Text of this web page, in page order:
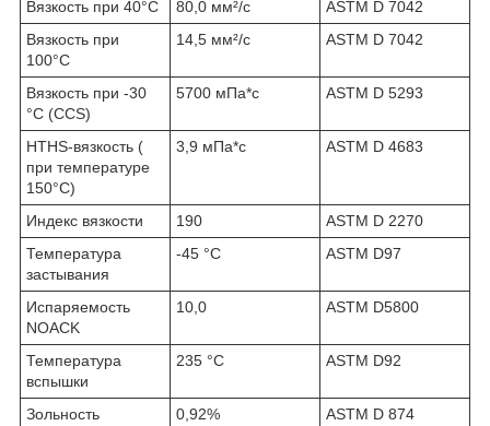
Вязкость при 40°C 80,0 мм²/с
ASTM D 7042
Вязкость при
100°C
14,5 мм²/с ASTM D 7042
Вязкость при -30
°C (CCS)
5700 мПа*с ASTM D 5293
HTHS-вязкость (
при температуре
150°C)
3,9 мПа*с ASTM D 4683
Индекс вязкости 190
ASTM D 2270
Температура
застывания
-45 °C ASTM D97
Испаряемость
NOACK
10,0 ASTM D5800
Температура
вспышки
235 °C ASTM D92
Зольность
0,92% ASTM D 874